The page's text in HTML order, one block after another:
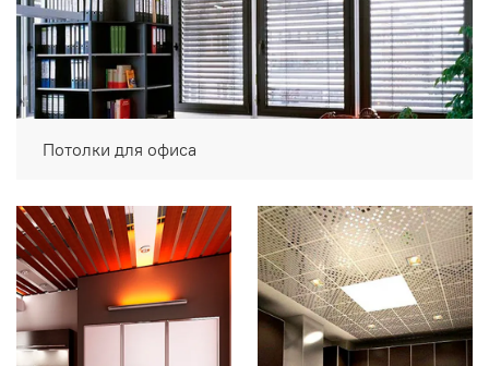
Потолки для офиса